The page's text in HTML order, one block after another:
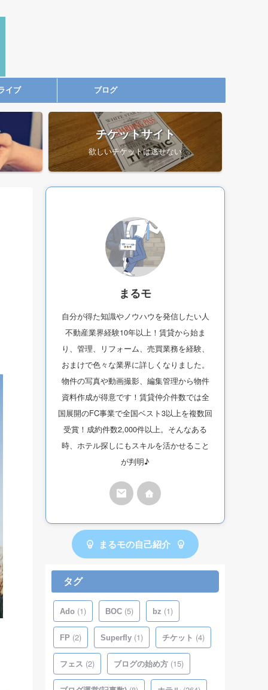
イブ ブログ
チケットサイト
欲しいチケットは逃せない
まるモ
自分が得た知識やノウハウを発信したい人
不動産業界経験10年以上！賃貸から始ま
り、管理、リフォーム、売買業務を経験、
おまけで色々な業界に詳しくなりました。
物件の写真や動画撮影、編集管理から物件
資料作成が得意です！賃貸仲介件数では全
国展開のFC事業で全国ベスト3以上を複数回
受賞！成約件数2,000件以上。そんなある
時、ホテル探しにもスキルを活かせること
が判明♪
まるモの自己紹介
タグ
Ado (1) BOC (5) bz (1)
FP (2) Superfly (1) チケット (4)
フェス (2) ブログの始め方 (15)